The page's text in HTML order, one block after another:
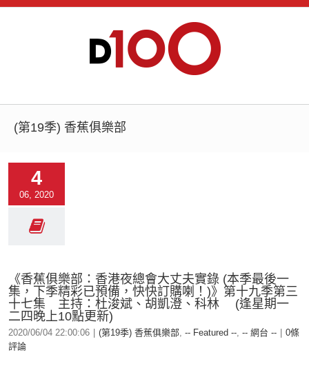
(第19季) 香蕉俱樂部
4
06, 2020
《香蕉俱樂部：香港夜總會大丈夫實錄 (本季最後一
集，下季精彩已預備，快快訂購喇！)》第十九季第三
十七集 主持：杜浚斌、胡凱澄、科林 (逢星期一
二四晚上10點更新)
2020/06/04 22:00:06 (第19季) 香蕉俱樂部, -- Featured --, -- 網台 --
0條
評論